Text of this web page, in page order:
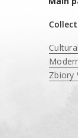
Zbiory